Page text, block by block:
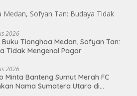
2026
Tionghoa Medan, Sofyan Tan:
Tidak Mengenal Pagar
2026
Minta Banteng Sumut Merah FC
Nama Sumatera Utara di